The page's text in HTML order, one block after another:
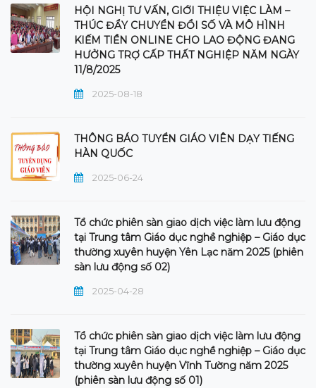
HỘI NGHỊ TƯ VẤN, GIỚI THIỆU VIỆC LÀM –
THÚC ĐẨY CHUYỂN ĐỔI SỐ VÀ MÔ HÌNH
KIẾM TIỀN ONLINE CHO LAO ĐỘNG ĐANG
HƯỞNG TRỢ CẤP THẤT NGHIỆP NĂM NGÀY
11/8/2025
2025-08-18
THÔNG BÁO TUYỂN GIÁO VIÊN DẠY TIẾNG
HÀN QUỐC
2025-06-24
Tổ chức phiên sàn giao dịch việc làm lưu động
tại Trung tâm Giáo dục nghề nghiệp – Giáo dục
thường xuyên huyện Yên Lạc năm 2025 (phiên
sàn lưu động số 02)
2025-04-28
Tổ chức phiên sàn giao dịch việc làm lưu động
tại Trung tâm Giáo dục nghề nghiệp – Giáo dục
thường xuyên huyện Vĩnh Tường năm 2025
(phiên sàn lưu động số 01)